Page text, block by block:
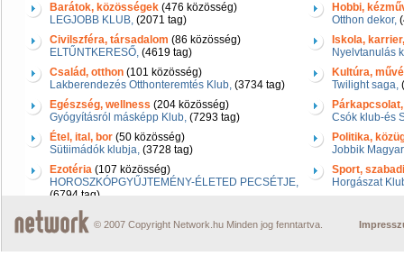
Barátok, közösségek (476 közösség)
LEGJOBB KLUB, (2071 tag)
Civilszféra, társadalom (86 közösség)
ELTŰNTKERESŐ, (4619 tag)
Család, otthon (101 közösség)
Lakberendezés Otthonteremtés Klub, (3734 tag)
Egészség, wellness (204 közösség)
Gyógyításról másképp Klub, (7293 tag)
Étel, ital, bor (50 közösség)
Sütiimádók klubja, (3728 tag)
Ezotéria (107 közösség)
HOROSZKÓPGYŰJTEMÉNY-ÉLETED PECSÉTJE,
(6794 tag)
Hobbi,
Otthon dekor,
Iskola,
Nyelvtanulás
Kultúra,
Twilight saga,
Csók klub-és
Politika,
Jobbik
Sport,
Horgászat
© 2007 Copyright Network.hu Minden jog fenntartva.